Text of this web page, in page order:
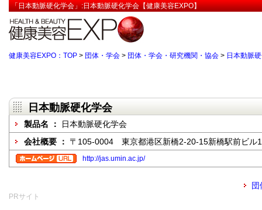
「日本動脈硬化学会」:日本動脈硬化学会【健康美容EXPO】
健康美容EXPO：TOP > 団体・学会 > 団体・学会・研究機関・協会 > 日本動脈
日本動脈硬化学会
製品名 ：
日本動脈硬化学会
会社概要 ： 〒105-0004 東京都港区新橋2-20-15新橋駅前ビル
http://jas.umin.ac.jp/
団
PRサイト